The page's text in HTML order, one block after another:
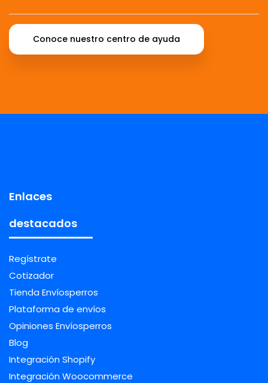
Conoce nuestro centro de ayuda
Enlaces
destacados
Regístrate
Cotizador
Tienda Envíosperros
Plataforma de envíos
Opiniones Envíosperros
Blog
Integración Shopify
Integración Woocommerce